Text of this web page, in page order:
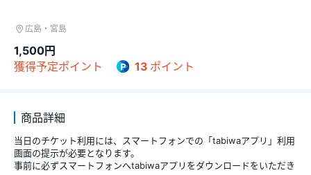
広島・宮島
1,500円
獲得予定ポイント
13 ポイント
商品詳細
当日のチケット利用には、スマートフォンでの「tabiwaアプリ」利用
画面の提示が必要となります。
事前に必ずスマートフォンへtabiwaアプリをダウンロードをいただき